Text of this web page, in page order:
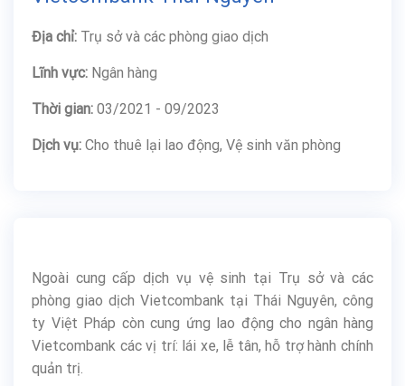
Địa chỉ: Trụ sở và các phòng giao dịch
Lĩnh vực: Ngân hàng
Thời gian: 03/2021 - 09/2023
Dịch vụ: Cho thuê lại lao động, Vệ sinh văn phòng
Ngoài cung cấp dịch vụ vệ sinh tại Trụ sở và các
phòng giao dịch Vietcombank tại Thái Nguyên, công
ty Việt Pháp còn cung ứng lao động cho ngân hàng
Vietcombank các vị trí: lái xe, lễ tân, hỗ trợ hành chính
quản trị.